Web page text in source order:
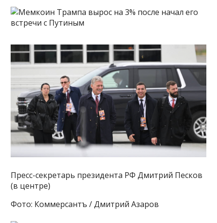
Пресс-секретарь президента РФ Дмитрий Песков
(в центре)
Фото: Коммерсантъ / Дмитрий Азаров